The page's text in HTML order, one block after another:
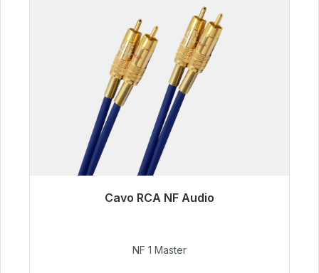
Cavo RCA NF Audio
Pronto per la spedizione immediata, tempo di
99,00 €
NF 1 Master